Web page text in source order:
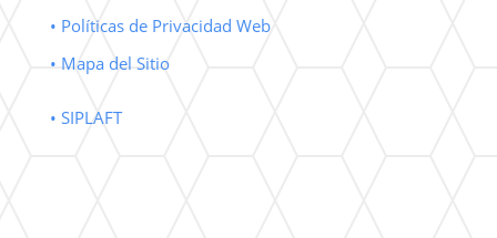
• Políticas de Privacidad Web
• Mapa del Sitio
• SIPLAFT